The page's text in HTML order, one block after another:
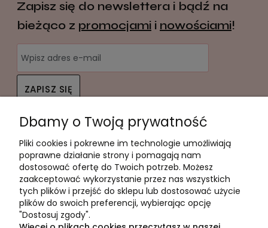
Zapisz się do newslettera i bądź na
bieżąco z promocjami i nowościami!
ZAPISZ SIĘ
Twoje dane będą przetwarzane zgodnie z nasząpolityką
prywatności
Pomoc
Moje konto
Płatności i dostawa
Informacje
Dbamy o Twoją prywatność
Pliki cookies i pokrewne im technologie umożliwiają
poprawne działanie strony i pomagają nam
dostosować ofertę do Twoich potrzeb. Możesz
zaakceptować wykorzystanie przez nas wszystkich
tych plików i przejść do sklepu lub dostosować użycie
plików do swoich preferencji, wybierając opcję
"Dostosuj zgody".